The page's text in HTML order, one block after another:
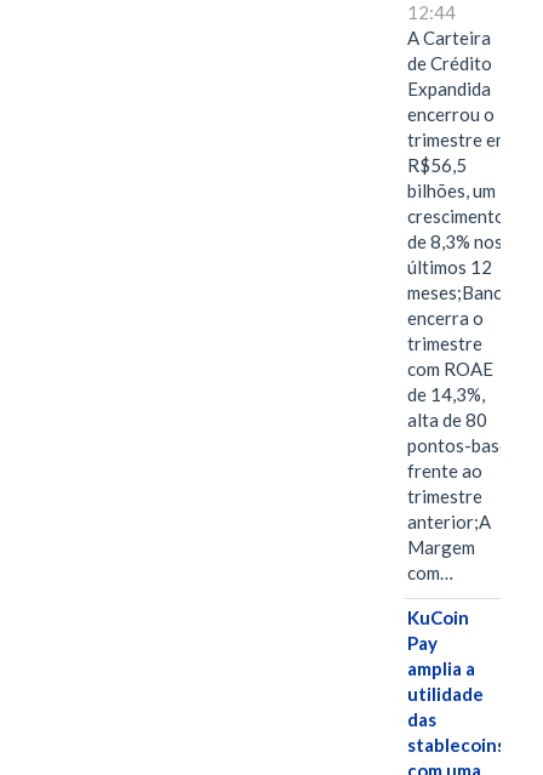
12:44
A Carteira
de Crédito
Expandida
encerrou o
trimestre em
R$56,5
bilhões, um
crescimento
de 8,3% nos
últimos 12
meses;Banco
encerra o
trimestre
com ROAE
de 14,3%,
alta de 80
pontos-base
frente ao
trimestre
anterior;A
Margem
com…
KuCoin
Pay
amplia a
utilidade
das
stablecoins
com uma